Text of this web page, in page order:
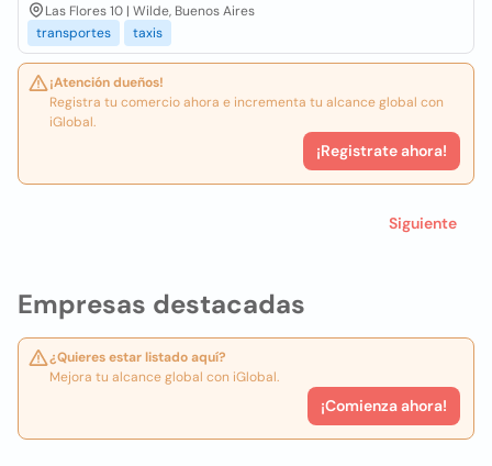
Empresas destacadas
¿Quieres estar listado aquí?
Mejora tu alcance global con iGlobal.
¡Comienza ahora!
Las Flores 10 | Wilde, Buenos Aires
transportes
taxis
¡Atención dueños!
Registra tu comercio ahora e incrementa tu alcance global con
iGlobal.
¡Registrate ahora!
Siguiente